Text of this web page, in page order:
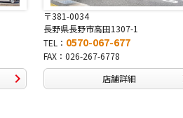
〒380-0822
長野県長野市大字鶴賀南千歳町826
TEL： 0570-069-991
FAX：026-269-9992
店舗詳細